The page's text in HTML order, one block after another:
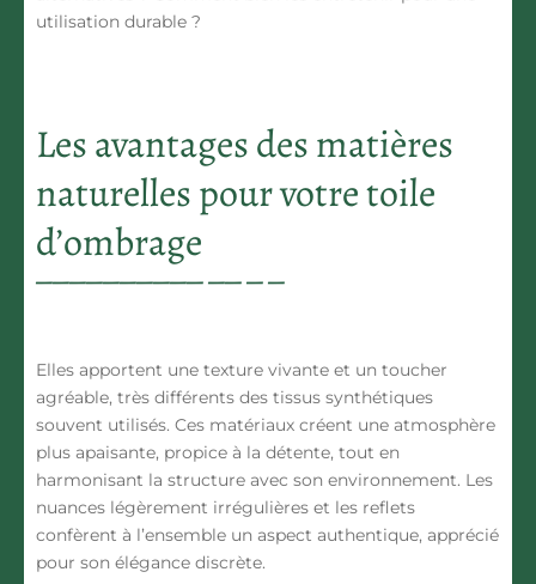
utilisation durable ?
Les avantages des matières
naturelles pour votre toile
d’ombrage
Elles apportent une texture vivante et un toucher
agréable, très différents des tissus synthétiques
souvent utilisés. Ces matériaux créent une atmosphère
plus apaisante, propice à la détente, tout en
harmonisant la structure avec son environnement. Les
nuances légèrement irrégulières et les reflets
confèrent à l’ensemble un aspect authentique, apprécié
pour son élégance discrète.